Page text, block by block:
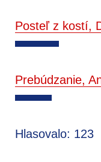
Posteľ z kostí,
Prebúdzanie,
Hlasovalo: 123